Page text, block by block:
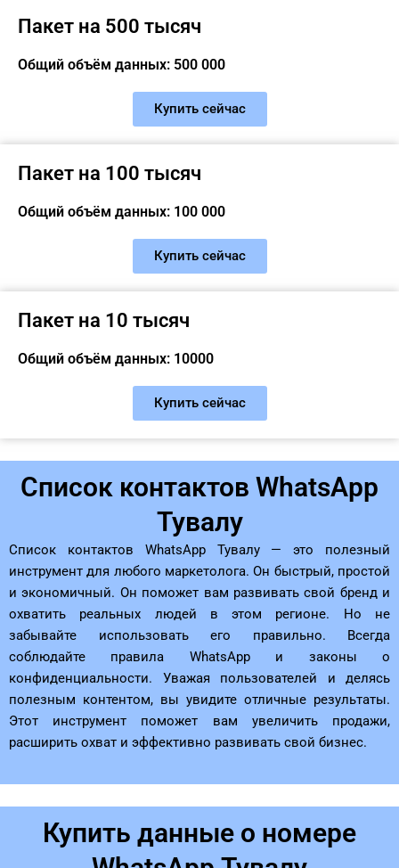
Пакет на 500 тысяч
Общий объём данных: 500 000
Купить сейчас
Пакет на 100 тысяч
Общий объём данных: 100 000
Купить сейчас
Пакет на 10 тысяч
Общий объём данных: 10000
Купить сейчас
Список контактов WhatsApp
Тувалу
Список контактов WhatsApp Тувалу — это полезный
инструмент для любого маркетолога. Он быстрый, простой
и экономичный. Он поможет вам развивать свой бренд и
охватить реальных людей в этом регионе. Но не
забывайте использовать его правильно. Всегда
соблюдайте правила WhatsApp и законы о
конфиденциальности. Уважая пользователей и делясь
полезным контентом, вы увидите отличные результаты.
Этот инструмент поможет вам увеличить продажи,
расширить охват и эффективно развивать свой бизнес.
Купить данные о номере